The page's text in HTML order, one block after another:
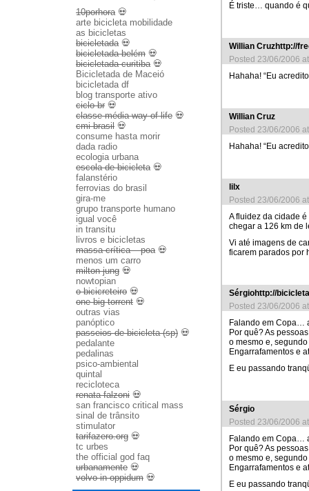
É triste… quando é
Willian Cruzhttp://
Posted 23/06/2006
Hahaha! “Eu
Willian Cruz
Posted 23/06/2006
Hahaha! “Eu
lilx
Posted 23/06/2006
A fluidez da cidade
chegar a 126 km de
Vi até imagens de
ficarem parados por
Sérgiohttp://
Posted 23/06/2006
Falando em Copa…
Por quê? As
o mesmo e,
Engarrafamentos e
E eu passando
Sérgio
Posted 23/06/2006
Falando em Copa…
Por quê? As
o mesmo e,
Engarrafamentos e
E eu passando
10porhora💀
arte bicicleta mobilidade
as bicicletas
bicicletada💀
bicicletada belém 💀
bicicletada curitiba💀
Bicicletada de Maceió
bicicletada df
blog transporte ativo
ciclo br 💀
classe média way of life 💀
cmi brasil 💀
consume hasta morir
dada radio
ecologia urbana
escola de bicicleta💀
falanstério
ferrovias do brasil
gira-me
grupo transporte humano
igual você
in transitu
livros e bicicletas
massa crítica – poa💀
menos um carro
milton jung 💀
nowtopian
o bicicreteiro 💀
one big torrent 💀
outras vias
panóptico
passeios de bicicleta (sp) 💀
pedalante
pedalinas
psico-ambiental
quintal
recicloteca
renata falzoni 💀
san francisco critical mass
sinal de trânsito
stimulator
tarifazero.org 💀
tc urbes
the official god faq
urbanamente 💀
volvo in oppidum 💀